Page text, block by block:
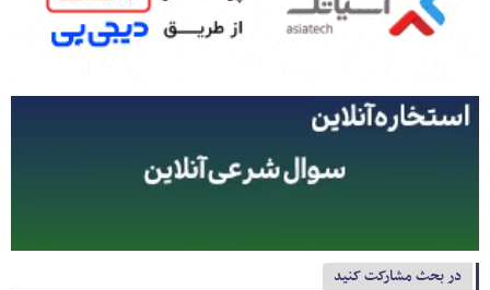
در بحث مشارکت کنید